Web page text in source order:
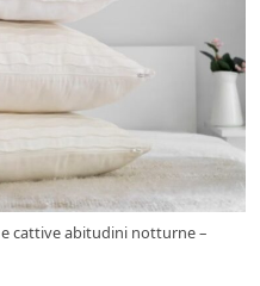
cattive abitudini notturne –